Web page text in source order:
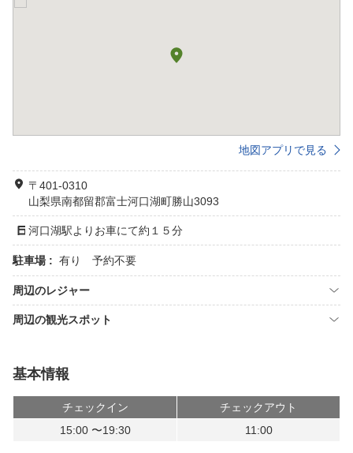
地図アプリで見る
〒401-0310
山梨県南都留郡富士河口湖町勝山3093
河口湖駅よりお車にて約１５分
駐車場 : 有り 予約不要
周辺のレジャー
周辺の観光スポット
基本情報
チェックイン
チェックアウト
15:00 〜19:30
11:00